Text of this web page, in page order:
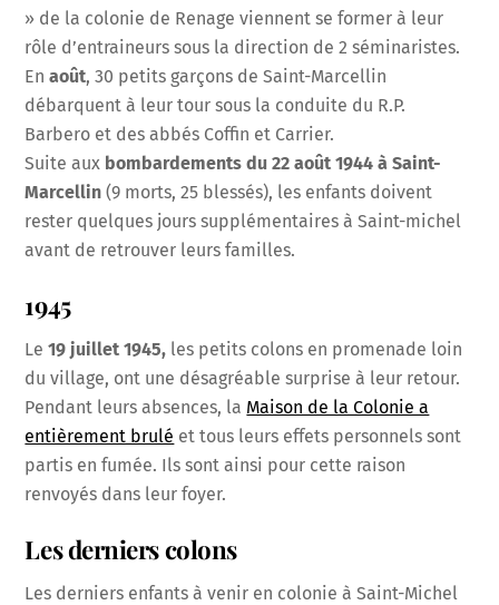
» de la colonie de Renage viennent se former à leur
rôle d’entraineurs sous la direction de 2 séminaristes.
Enaoût, 30 petits garçons de Saint-Marcellin
débarquent à leur tour sous la conduite du R.P.
Barbero et des abbés Coffin et Carrier.
Suite aux bombardements du 22 août 1944 à Saint-
Marcellin (9 morts, 25 blessés), les enfants doivent
rester quelques jours supplémentaires à Saint-michel
avant de retrouver leurs familles.
1945
Le19 juillet 1945, les petits colons en promenade loin
du village, ont une désagréable surprise à leur retour.
Pendant leurs absences, la Maison de la Colonie a
entièrement brulé et tous leurs effets personnels sont
partis en fumée. Ils sont ainsi pour cette raison
renvoyés dans leur foyer.
Les derniers colons
Les derniers enfants à venir en colonie à Saint-Michel